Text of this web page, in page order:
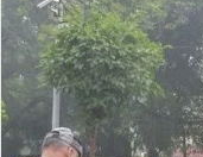
email